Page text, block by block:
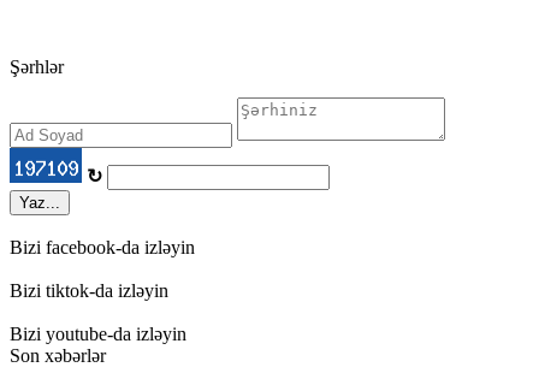
Şərhlər
↻
Yaz...
Bizi facebook-da izləyin
Bizi tiktok-da izləyin
Bizi youtube-da izləyin
Son xəbərlər